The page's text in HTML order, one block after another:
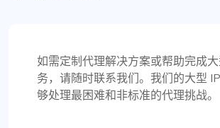
积极的印象
如需定制代理解决方案或帮助完成
务，请随时联系我们。我们的大型
够处理最困难和非标准的代理挑战。